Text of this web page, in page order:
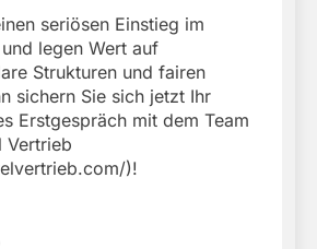
seriösen Einstieg im
legen Wert auf
Strukturen und fairen
sichern Sie sich jetzt Ihr
Erstgespräch mit dem Team
Vertrieb
)!